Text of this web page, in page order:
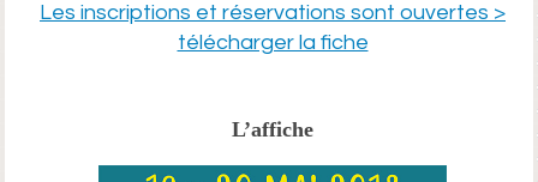
Les inscriptions et réservations sont ouvertes >
télécharger la fiche
L’affiche